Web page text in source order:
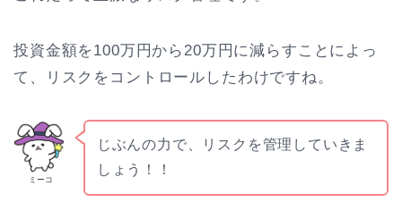
投資金額を100万円から20万円に減らすことによっ
て、リスクをコントロールしたわけですね。
ミーコ
じぶんの力で、リスクを管理していきま
しょう！！